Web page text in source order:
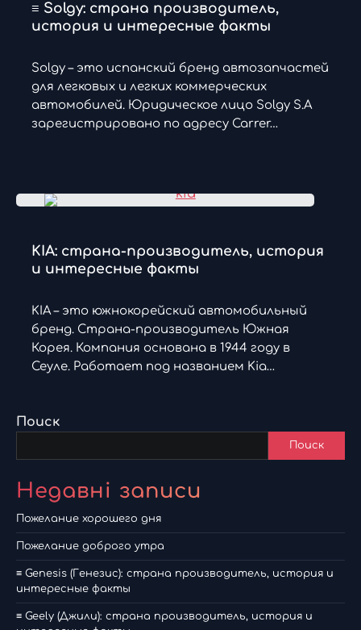
≡ Solgy: страна производитель,
история и интересные факты
Solgy – это испанский бренд автозапчастей
для легковых и легких коммерческих
автомобилей. Юридическое лицо Solgy S.A
зарегистрировано по адресу Carrer…
KIA: страна-производитель, история
и интересные факты
KIA – это южнокорейский автомобильный
бренд. Страна-производитель Южная
Корея. Компания основана в 1944 году в
Сеуле. Работает под названием Kia…
Поиск
Поиск
Недавні записи
Пожелание хорошего дня
Пожелание доброго утра
≡ Genesis (Генезис): страна производитель, история и
интересные факты
≡ Geely (Джили): страна производитель, история и